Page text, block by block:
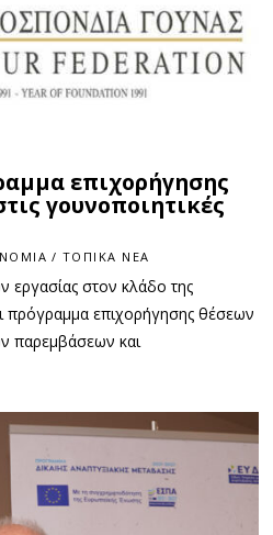
επιχορήγησης
γουνοποιητικές
/ ΤΟΠΙΚΆ ΝΈΑ
εργασίας στον κλάδο της
πρόγραμμα επιχορήγησης θέσεων
παρεμβάσεων και